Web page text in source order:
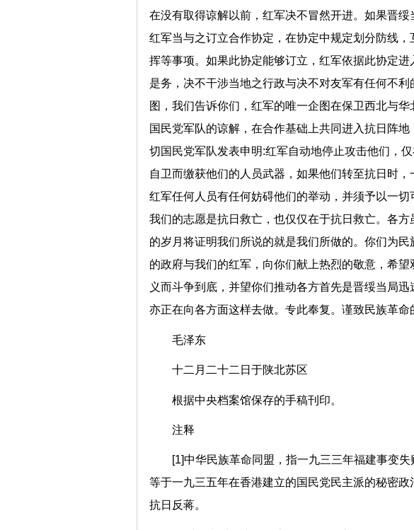
在没有取得谅解以前，红军决不冒然开进。如果晋绥
红军当与之订立合作协定，在协定中规定划分防线
挥等事项。如果此协定能够订立，红军依据此协定
是务，决不干涉当地之行政与决不对友军有任何不
图，我们告诉你们，红军的唯一企图在保卫西北与
国民党军队的谅解，在合作基础上共同进入抗日阵
切国民党军队发表申明:红军自动地停止攻击他们，
自卫而缴获他们的人员武器，如果他们转至抗日时
红军任何人员有任何妨碍他们的举动，并须予以一切
我们的志愿是抗日救亡，也仅仅在于抗日救亡。各
的岁月将证明我们所说的就是我们所做的。你们为
的政府与我们的红军，向你们献上热烈的敬意，希
义而斗争到底，并望你们推动各方首先是晋绥当局
亦正在向各方面这样去做。专此奉复。谨致民族革命
毛泽东
十二月二十二日于陕北苏区
根据中央档案馆保存的手稿刊印。
注释
[1]中华民族革命同盟，指一九三三年福建事变
等于一九三五年在香港建立的国民党民主派的秘密
抗日反蒋。